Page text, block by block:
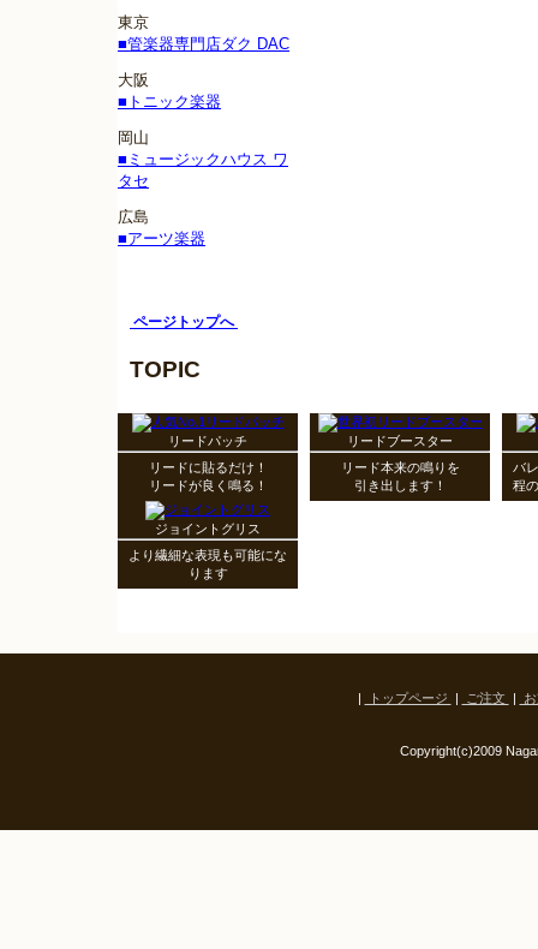
東京
■管楽器専門店ダク DAC
大阪
■トニック楽器
岡山
■ミュージックハウス ワ
タセ
広島
■アーツ楽器
ページトップへ
TOPIC
リードパッチ
リードに貼るだけ！
リードが良く鳴る！
リードブースター
リード本来の鳴りを
引き出します！
バ
程
ジョイントグリス
より繊細な表現も可能にな
ります
| トップページ | ご注文 |
Copyright(c)2009